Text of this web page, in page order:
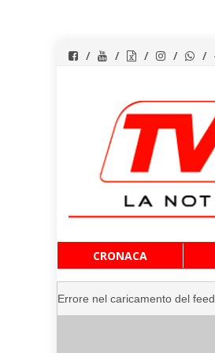
al
contenuto
CRONACA
Errore nel caricamento del feed.